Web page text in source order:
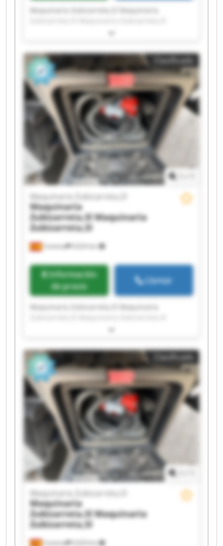
Maquinaria Zubizarreta,Sl Maquinaria
Maquinaria Zubizarreta,Sl Maquinaria
Zubizarreta,Sl Maquinaria Zubizarreta,Sl
Maquinaria Zubizarreta,Sl Maquinaria
Zubizarreta,Sl Maquinaria Zubizarreta,Sl
Maquinaria Zubizarreta,Sl Maquinaria
Zubizarreta,Sl Maquinaria Zubizarreta,Sl
Maquinaria Zubizarreta,Sl Maquinaria
Zubizarreta,Sl Maquinaria Zubizarreta,Sl
Maquinaria Zubizarreta,Sl Maquinaria
Zubizarreta,Sl
Cestona 9,024 km
Maquinaria Zubizarreta,Sl
Maquinaria
Zubizarreta,SlMaquinaria
Zubizarreta,Sl
Información
de precio
Llamar
Maquinaria Zubizarreta,Sl Maquinaria
Maquinaria Zubizarreta,Sl Maquinaria
Zubizarreta,Sl Maquinaria Zubizarreta,Sl
Maquinaria Zubizarreta,Sl Maquinaria
Zubizarreta,Sl Maquinaria Zubizarreta,Sl
Maquinaria Zubizarreta,Sl Maquinaria
Zubizarreta,Sl Maquinaria Zubizarreta,Sl
Maquinaria Zubizarreta,Sl Maquinaria
Zubizarreta,Sl Maquinaria Zubizarreta,Sl
Maquinaria Zubizarreta,Sl Maquinaria
Zubizarreta,Sl
Cestona 9,024 km
Maquinaria Zubizarreta,Sl
Maquinaria
Zubizarreta,SlMaquinaria
Zubizarreta,Sl